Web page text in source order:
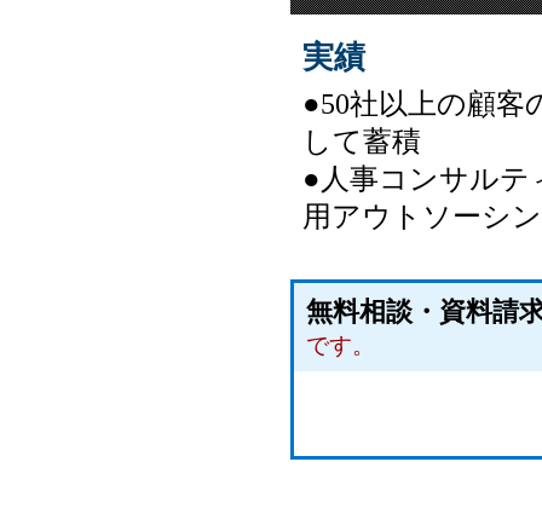
実績
●50社以上の顧
して蓄積
●人事コンサルテ
用アウトソーシ
無料相談・資料
です。